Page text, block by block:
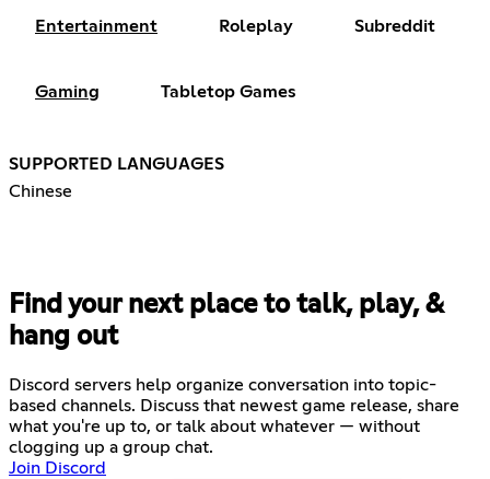
Entertainment Roleplay Subreddit
Gaming Tabletop Games
SUPPORTED LANGUAGES
Chinese
Find your next place to talk, play, &
hang out
Discord servers help organize conversation into topic-
based channels. Discuss that newest game release, share
what you're up to, or talk about whatever — without
clogging up a group chat.
Join Discord